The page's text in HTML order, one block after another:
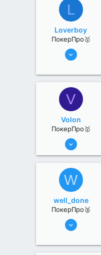
L
Loverboy
ПокерПро🥇
8 Июн 2022
1
V
Volon
ПокерПро🥇
13 Июн 2022
0
W
well_done
ПокерПро🥈
6 Июн 2022
0